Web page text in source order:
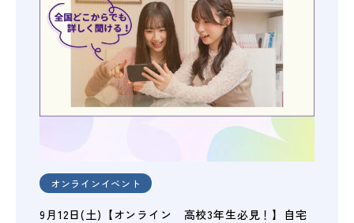
オンラインイベント
9月12日(土)【オンライン 高校3年生必見！】自宅